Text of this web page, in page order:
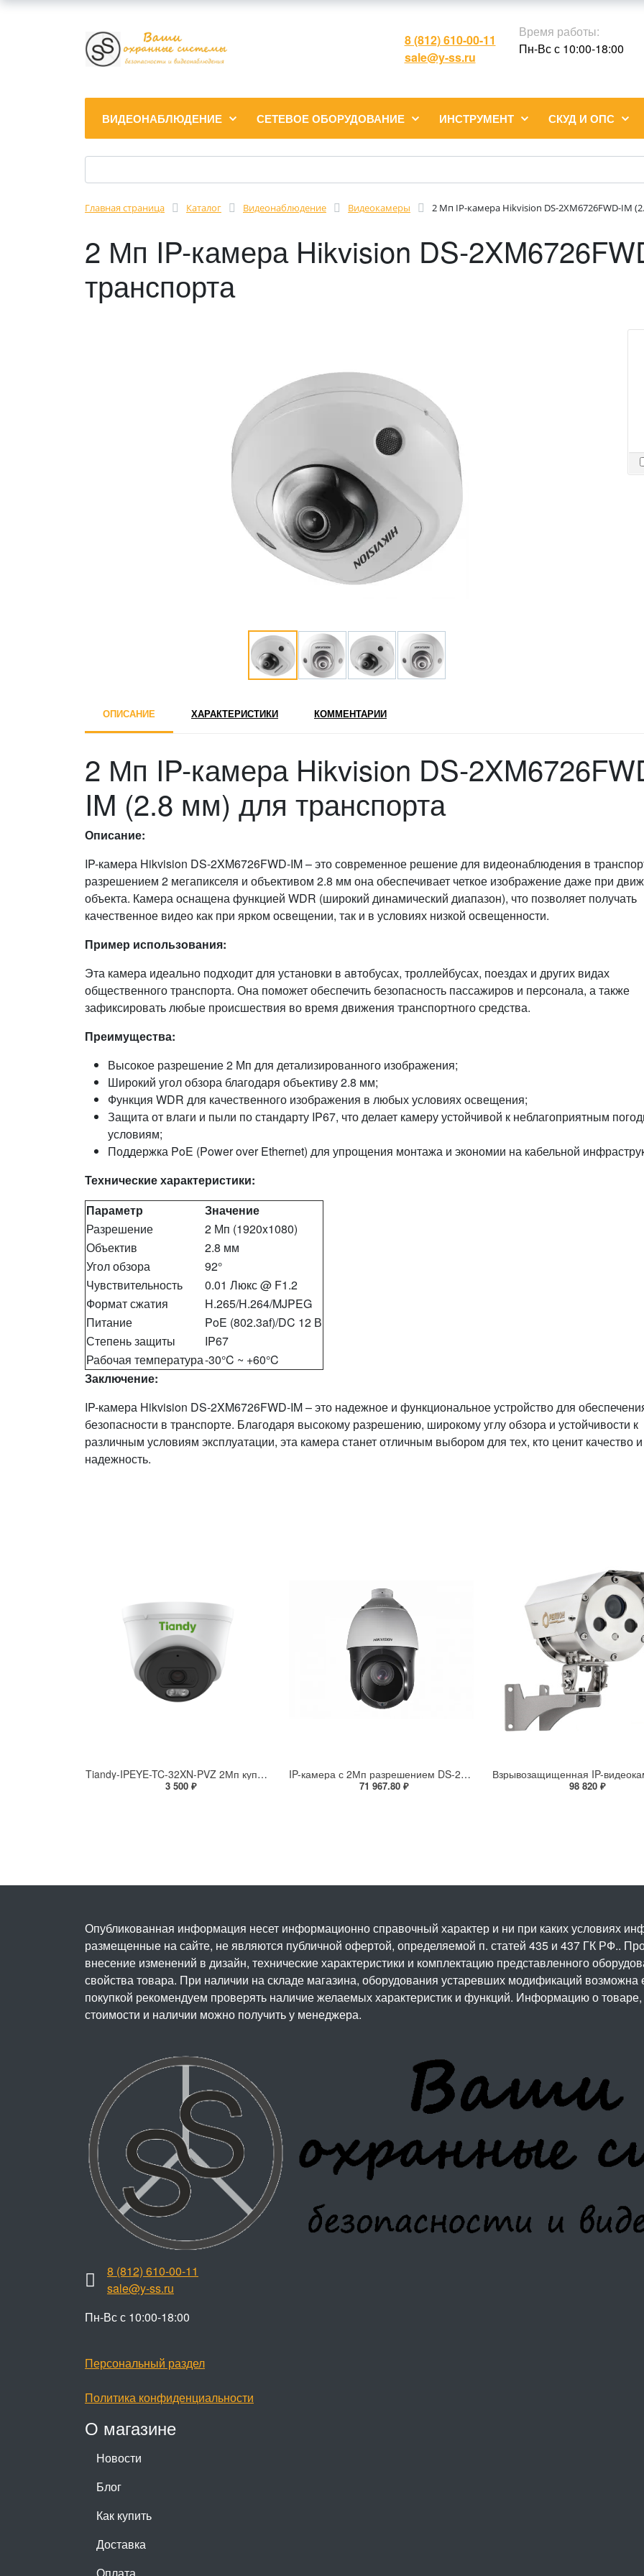
8 (812) 610-00-11
sale@y-ss.ru
Время работы:
Пн-Вс с 10:00-18:00
ВИДЕОНАБЛЮДЕНИЕ СЕТЕВОЕ ОБОРУДОВАНИЕ ИНСТРУМЕНТ СКУД И ОПС
Главная страница Каталог Видеонаблюдение Видеокамеры 2 Мп IP-камера Hikvision DS-2XM6726FWD-IM
2 Мп IP-камера Hikvision DS-
транспорта
ОПИСАНИЕ ХАРАКТЕРИСТИКИ КОММЕНТАРИИ
2 Мп IP-камера Hikvision DS-
IM (2.8 мм) для транспорта
Описание:
IP-камера Hikvision DS-2XM6726FWD-IM – это современное решение для видеонаблюдения в
разрешением 2 мегапикселя и объективом 2.8 мм она обеспечивает четкое изображение даже при
объекта. Камера оснащена функцией WDR (широкий динамический диапазон), что позволяет получать
качественное видео как при ярком освещении, так и в условиях низкой освещенности.
Пример использования:
Эта камера идеально подходит для установки в автобусах, троллейбусах, поездах и других видах
общественного транспорта. Она поможет обеспечить безопасность пассажиров и персонала, а также
зафиксировать любые происшествия во время движения транспортного средства.
Преимущества:
Высокое разрешение 2 Мп для детализированного изображения;
Широкий угол обзора благодаря объективу 2.8 мм;
Функция WDR для качественного изображения в любых условиях освещения;
Защита от влаги и пыли по стандарту IP67, что делает камеру устойчивой к неблагоприятным
условиям;
Поддержка PoE (Power over Ethernet) для упрощения монтажа и экономии на кабельной
Технические характеристики:
Параметр
Значение
Разрешение
2 Мп (1920x1080)
Объектив
2.8 мм
Угол обзора
92°
Чувствительность
0.01 Люкс @ F1.2
Формат сжатия
H.265/H.264/MJPEG
Питание
PoE (802.3af)/DC 12 В
Степень защиты
IP67
Рабочая температура-30°C ~ +60°C
Заключение:
IP-камера Hikvision DS-2XM6726FWD-IM – это надежное и функциональное устройство для
безопасности в транспорте. Благодаря высокому разрешению, широкому углу обзора и устойчивости к
различным условиям эксплуатации, эта камера станет отличным выбором для тех, кто ценит качество и
надежность.
Tiandy-IPEYE-TC-32XN-PVZ 2Мп купольная «турель» IP камера с фиксированным объективом, серия SPARK со встроенным агентом IPEYE для ПВЗ
3 500 ₽
IP-камера с 2Мп разрешением DS-2DE4225IW-DE(S5)
71 967.80 ₽ 98 820 ₽
О магазине
Новости
Блог
Как купить
Доставка
8 (812) 610-00-11
sale@y-ss.ru
Пн-Вс с 10:00-18:00
Персональный раздел
Политика конфиденциальности
Опубликованная информация несет информационно справочный характер и ни при каких условиях
размещенные на сайте, не являются публичной офертой, определяемой п. статей 435 и 437 ГК РФ..
внесение изменений в дизайн, технические характеристики и комплектацию представленного
свойства товара. При наличии на складе магазина, оборудования устаревших модификаций
покупкой рекомендуем проверять наличие желаемых характеристик и функций. Информацию о товаре,
стоимости и наличии можно получить у менеджера.